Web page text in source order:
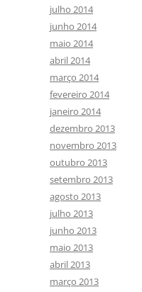
julho 2014
junho 2014
maio 2014
abril 2014
março 2014
fevereiro 2014
janeiro 2014
dezembro 2013
novembro 2013
outubro 2013
setembro 2013
agosto 2013
julho 2013
junho 2013
maio 2013
abril 2013
março 2013